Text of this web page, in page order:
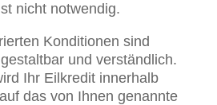
nicht notwendig.
Konditionen sind
und verständlich.
Ihr Eilkredit innerhalb
das von Ihnen genannte